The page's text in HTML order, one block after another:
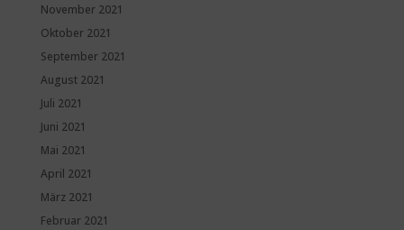
November 2021
Oktober 2021
September 2021
August 2021
Juli 2021
Juni 2021
Mai 2021
April 2021
März 2021
Februar 2021